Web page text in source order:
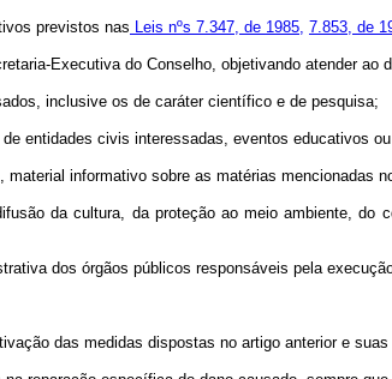
previstos nas Leis nºs 7.347, de 1985, 7.853, de
Executiva do Conselho, objetivando atender ao
inclusive os de caráter científico e de pesquisa;
entidades civis interessadas, eventos educativos
informativo sobre as matérias mencionadas
da cultura, da proteção ao meio ambiente,
dos órgãos públicos responsáveis pela
das medidas dispostas no artigo anterior e